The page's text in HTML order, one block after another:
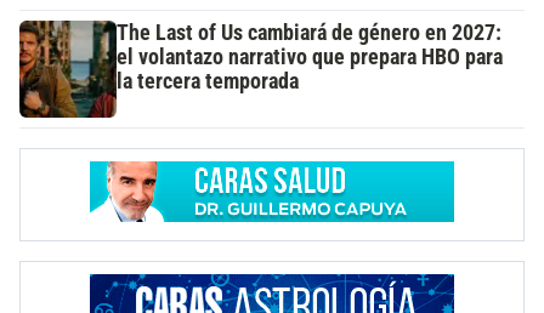
The Last of Us cambiará de género en 2027:
el volantazo narrativo que prepara HBO para
la tercera temporada